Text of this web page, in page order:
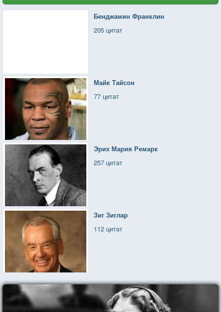
Бенджамин Франклин
205 цитат
Майк Тайсон
77 цитат
Эрих Мария Ремарк
257 цитат
Зиг Зиглар
112 цитат